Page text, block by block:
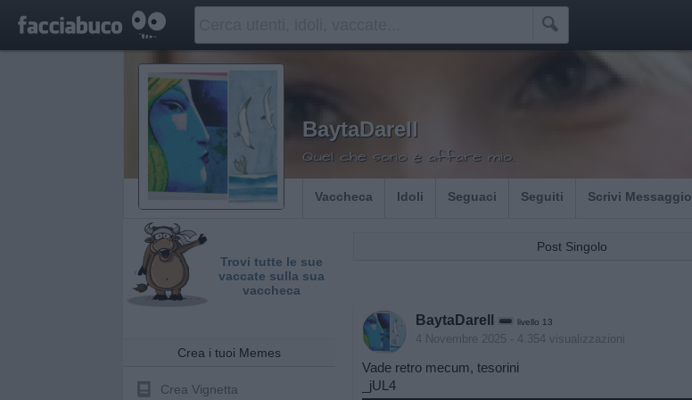

BaytaDarell
Quel che sono è affare mio.
Vaccheca Idoli Seguaci Seguiti Scrivi Messaggio
Trovi tutte le sue
vaccate sulla sua
vaccheca
Crea i tuoi Memes
Crea Vignetta
Post Singolo
BaytaDarell livello 13
4 Novembre 2025 - 4.354 visualizzazioni
Vade retro mecum, tesorini
_jUL4